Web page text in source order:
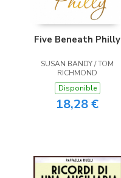
Five Beneath Philly
SUSAN BANDY / TOM
RICHMOND
Disponible
18,28 €